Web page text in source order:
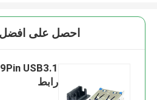
احصل على
رابط